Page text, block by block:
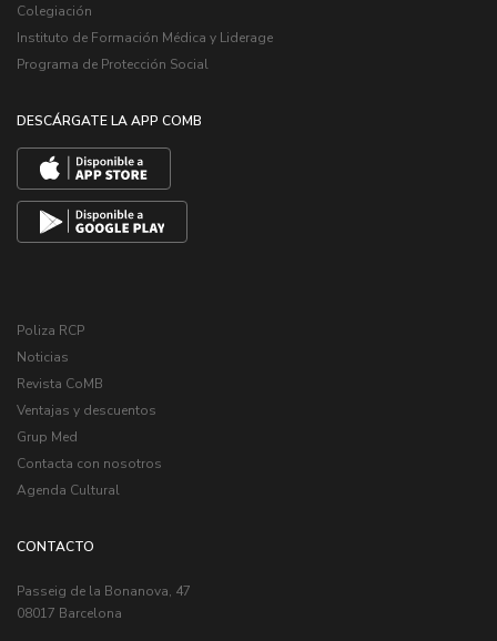
Colegiación
Instituto de Formación Médica y Liderage
Programa de Protección Social
DESCÁRGATE LA APP COMB
Poliza RCP
Noticias
Revista CoMB
Ventajas y descuentos
Grup Med
Contacta con nosotros
Agenda Cultural
CONTACTO
Passeig de la Bonanova, 47
08017 Barcelona